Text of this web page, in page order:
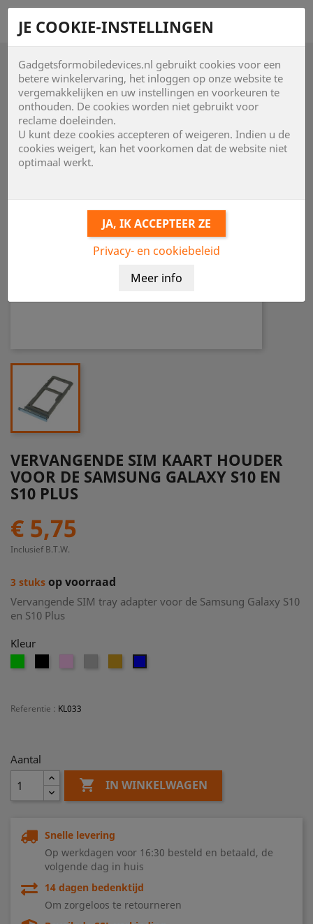

VERVANGENDE SIM KAART HOUDER
VOOR DE SAMSUNG GALAXY S10 EN
S10 PLUS
€ 5,75
Inclusief B.T.W.
3 stuks op voorraad
Vervangende SIM tray adapter voor de Samsung Galaxy S10
en S10 Plus
Kleur
Referentie : KL033
Aantal
 IN WINKELWAGEN
Snelle levering
Op werkdagen voor 16:30 besteld en betaald, de
volgende dag in huis
14 dagen bedenktijd
Om zorgeloos te retourneren
JE COOKIE-INSTELLINGEN
Gadgetsformobiledevices.nl gebruikt cookies voor een
betere winkelervaring, het inloggen op onze website te
vergemakkelijken en uw instellingen en voorkeuren te
onthouden. De cookies worden niet gebruikt voor
reclame doeleinden.
U kunt deze cookies accepteren of weigeren. Indien u de
cookies weigert, kan het voorkomen dat de website niet
optimaal werkt.
Privacy- en cookiebeleid